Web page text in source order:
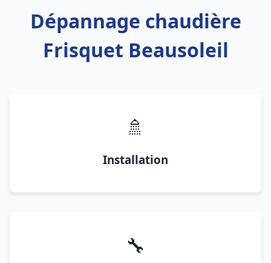
Dépannage chaudière
Frisquet Beausoleil
🚿
Installation
🔧